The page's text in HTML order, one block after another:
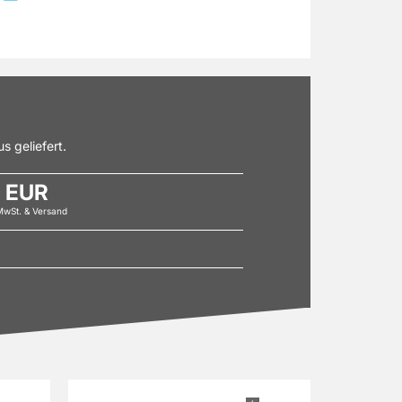
geliefert.
& Versand